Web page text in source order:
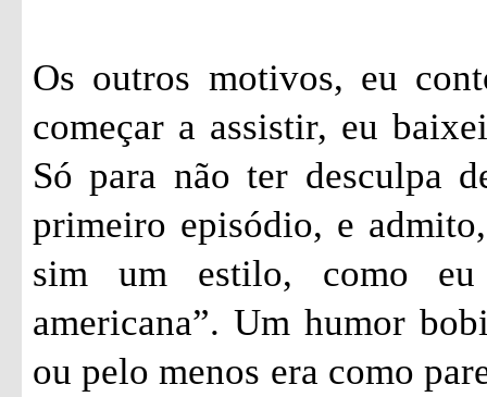
Os outros motivos, eu
começar a assistir, eu
Só para não ter desculpa
primeiro episódio, e
sim um estilo, como eu
americana”. Um humor
ou pelo menos era como